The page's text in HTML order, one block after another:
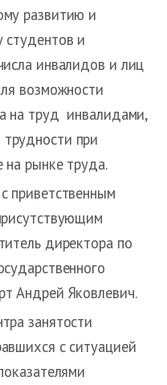
развитию и
студентов и
инвалидов и лиц
возможности
на труд инвалидами,
при
на рынке труда.
приветственным
директора по
Андрей Яковлевич.
занятости
с ситуацией